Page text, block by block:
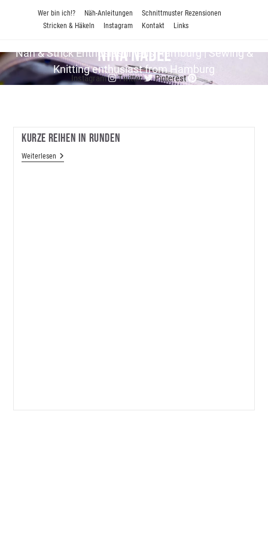
Wer bin ich!? Näh-Anleitungen
Schnittmuster Rezensionen
Stricken & Häkeln
Instagram Kontakt Links
Nina Nadel
Näh & Strick En­thu­si­as­tin aus Hamburg | Sewing &
Knitting enthusiast from Hamburg
Instagram Twitter Pinterest
Kurze Reihen In Runden
WeiterlesenKurze